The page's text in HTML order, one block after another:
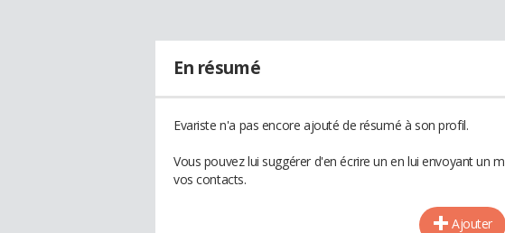
En résumé
Evariste n'a pas encore ajouté de résumé à son profil.
Vous pouvez lui suggérer d'en écrire un en lui envoyant un
vos contacts.
Ajouter